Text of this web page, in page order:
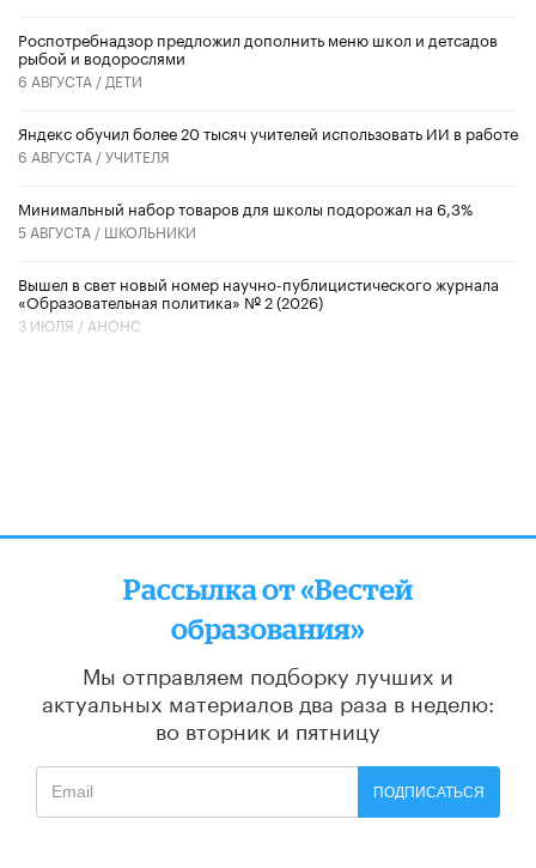
Роспотребнадзор предложил дополнить меню школ и детсадов
рыбой и водорослями
6 АВГУСТА / ДЕТИ
​Яндекс обучил более 20 тысяч учителей использовать ИИ в работе
6 АВГУСТА /УЧИТЕЛЯ
Минимальный набор товаров для школы подорожал на 6,3%
5 АВГУСТА / ШКОЛЬНИКИ
Вышел в свет новый номер научно-публицистического журнала
«Образовательная политика» № 2 (2026)
3 ИЮЛЯ / АНОНС
Рассылка от «Вестей
образования»
Мы отправляем подборку лучших и
актуальных материалов два раза в неделю:
во вторник и пятницу
ПОДПИСАТЬСЯ